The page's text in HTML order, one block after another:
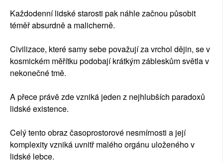
Každodenní lidské starosti pak náhle začnou působit
téměř absurdně a malicherně.
Civilizace, které samy sebe považují za vrchol dějin, se v
kosmickém měřítku podobají krátkým zábleskům světla v
nekonečné tmě.
A přece právě zde vzniká jeden z nejhlubších paradoxů
lidské existence.
Celý tento obraz časoprostorové nesmírnosti a její
komplexity vzniká uvnitř malého orgánu uloženého v
lidské lebce.